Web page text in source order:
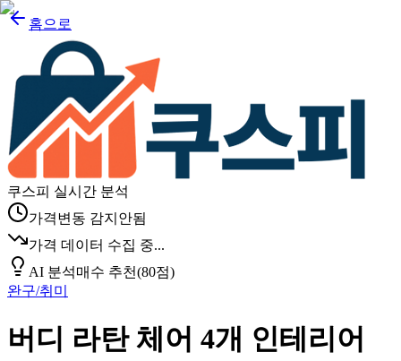
홈으로
쿠스피 실시간 분석
가격변동 감지안됨
가격 데이터 수집 중...
AI 분석매수 추천(80점)
완구/취미
버디 라탄 체어 4개 인테리어